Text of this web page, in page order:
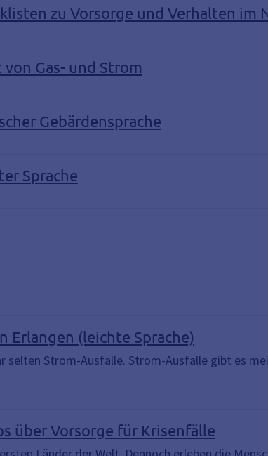
zu Vorsorge und Verhalten im
Gas- und Strom
Gebärdensprache
Sprache
Erlangen (leichte Sprache)
selten Strom-Ausfälle. Strom-Ausfälle gibt es
über Vorsorge für Krisenfälle